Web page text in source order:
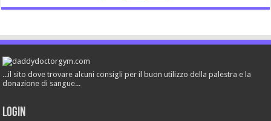
...il sito dove trovare alcuni consigli per il buon utilizzo della palestra e la
donazione di sangue...
Login